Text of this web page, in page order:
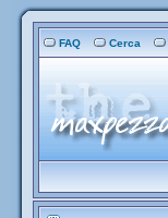
FAQ Cerca